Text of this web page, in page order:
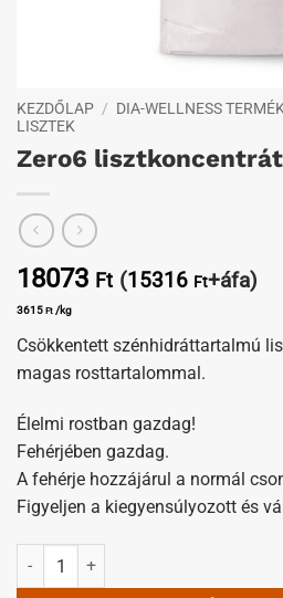
KEZDŐLAP / DIA-WELLNESS
LISZTEK
Zero6
18073 Ft (15316 Ft+áfa)
3615 Ft /kg
Csökkentett szénhidráttartalmú
magas rosttartalommal.
Élelmi rostban gazdag!
Fehérjében gazdag.
A fehérje hozzájárul a normál
Figyeljen a kiegyensúlyozott és
Zero6 lisztkoncentrátum 5 kg mennyiség